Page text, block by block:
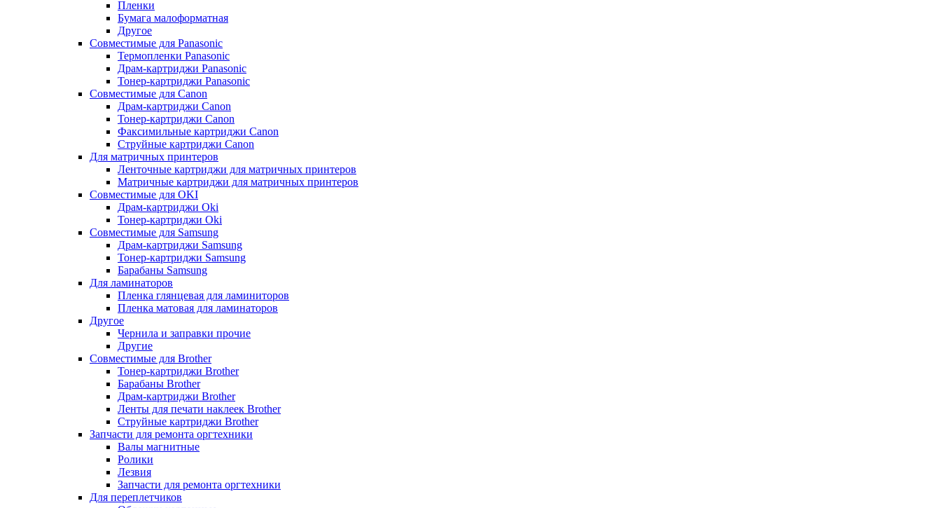
Пленки
Бумага малоформатная
Другое
Совместимые для Panasonic
Термопленки Panasonic
Драм-картриджи Panasonic
Тонер-картриджи Panasonic
Совместимые для Canon
Драм-картриджи Canon
Тонер-картриджи Canon
Факсимильные картриджи Canon
Струйные картриджи Canon
Для матричных принтеров
Ленточные картриджи для матричных принтеров
Матричные картриджи для матричных принтеров
Совместимые для OKI
Драм-картриджи Oki
Тонер-картриджи Oki
Совместимые для Samsung
Драм-картриджи Samsung
Тонер-картриджи Samsung
Барабаны Samsung
Для ламинаторов
Пленка глянцевая для ламиниторов
Пленка матовая для ламинаторов
Другое
Чернила и заправки прочие
Другие
Совместимые для Brother
Тонер-картриджи Brother
Барабаны Brother
Драм-картриджи Brother
Ленты для печати наклеек Brother
Струйные картриджи Brother
Запчасти для ремонта оргтехники
Валы магнитные
Ролики
Лезвия
Запчасти для ремонта оргтехники
Для переплетчиков